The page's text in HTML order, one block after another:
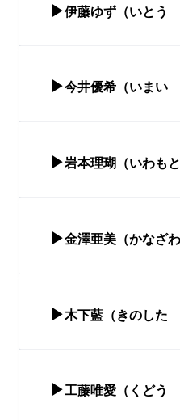
▶伊藤ゆず（いとう
▶今井優希（いまい
▶岩本理瑚（いわも
▶金澤亜美（かなざ
▶木下藍（きのした
▶工藤唯愛（くどう